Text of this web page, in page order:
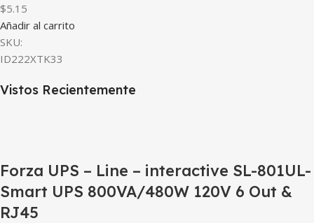
$5.15
Añadir al carrito
SKU:
ID222XTK33
Vistos Recientemente
Forza UPS – Line – interactive SL-801UL-
Smart UPS 800VA/480W 120V 6 Out &
RJ45